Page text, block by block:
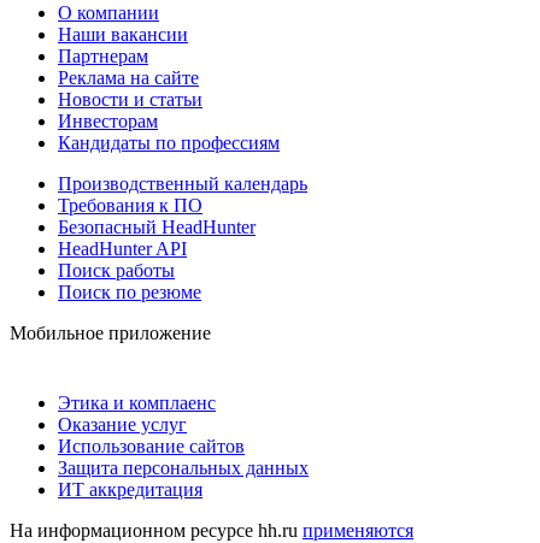
О компании
Наши вакансии
Партнерам
Реклама на сайте
Новости и статьи
Инвесторам
Кандидаты по профессиям
Производственный календарь
Требования к ПО
Безопасный HeadHunter
HeadHunter API
Поиск работы
Поиск по резюме
Мобильное приложение
Этика и комплаенс
Оказание услуг
Использование сайтов
Защита персональных данных
ИТ аккредитация
На информационном ресурсе hh.ru применяются